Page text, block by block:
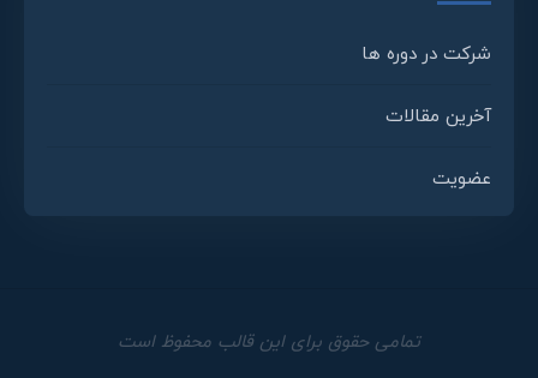
شرکت در دوره ها
آخرین مقالات
عضویت
تمامی حقوق برای این قالب محفوظ است